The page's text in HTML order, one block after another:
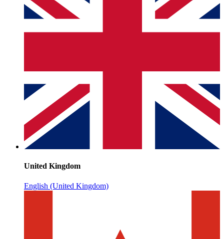
United Kingdom
English (United Kingdom)